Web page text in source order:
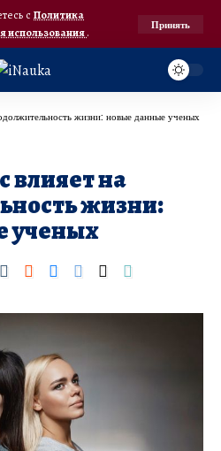
с Политика
использования.
Принять
жизни: новые данные ученых
влияет на
жизни:
ученых